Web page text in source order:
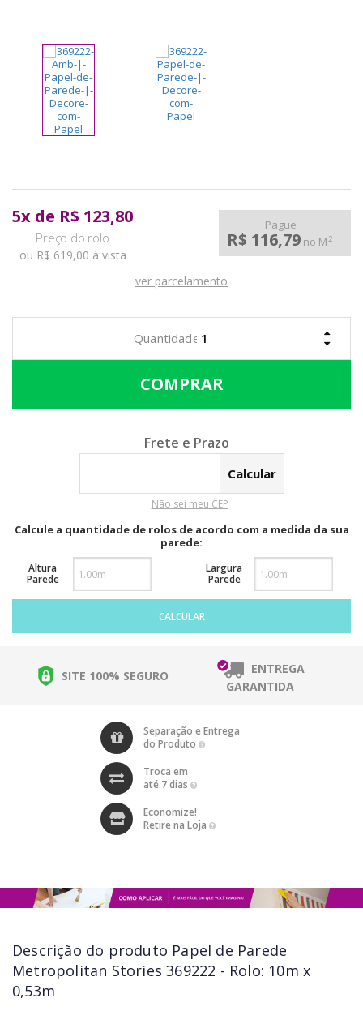
5x de R$ 123,80
ou R$ 619,00 à vista
Pague
R$ 116,79 no M2
ver parcelamento
Calcular o Frete
Não sei meu CEP
Calcule a quantidade de rolos de acordo com a medida da sua
parede:
Altura
Parede
Largura
Parede
CALCULAR
SITE 100% SEGURO
ENTREGA
GARANTIDA
Separação e Entrega
do Produto
Troca em
até 7 dias
Economize!
Retire na Loja
Descrição do produto Papel de Parede
Metropolitan Stories 369222 - Rolo: 10m x
0,53m